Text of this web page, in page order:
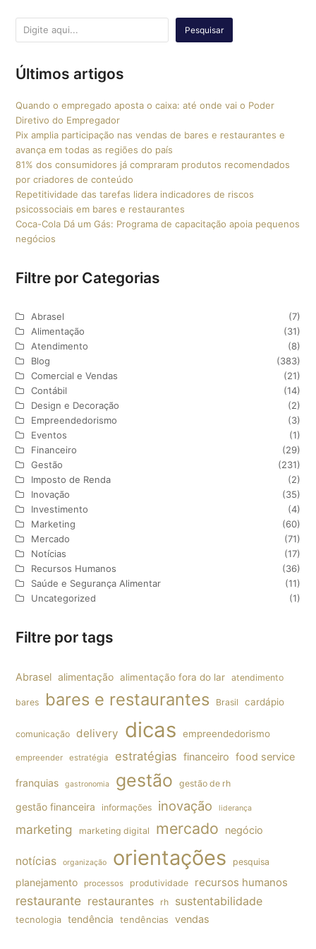
Pesquisar
Últimos artigos
Quando o empregado aposta o caixa: até onde vai o Poder
Diretivo do Empregador
Pix amplia participação nas vendas de bares e restaurantes e
avança em todas as regiões do país
81% dos consumidores já compraram produtos recomendados
por criadores de conteúdo
Repetitividade das tarefas lidera indicadores de riscos
psicossociais em bares e restaurantes
Coca-Cola Dá um Gás: Programa de capacitação apoia pequenos
negócios
Filtre por Categorias
Abrasel
(7)
Alimentação
(31)
Atendimento
(8)
Blog
(383)
Comercial e Vendas
(21)
Contábil
(14)
Design e Decoração
(2)
Empreendedorismo
(3)
Eventos
(1)
Financeiro
(29)
Gestão
(231)
Imposto de Renda
(2)
Inovação
(35)
Investimento
(4)
Marketing
(60)
Mercado
(71)
Notícias
(17)
Recursos Humanos
(36)
Saúde e Segurança Alimentar
(11)
Uncategorized
(1)
Filtre por tags
Abrasel alimentação alimentação fora do lar atendimento
bares bares e restaurantes Brasil cardápio
comunicação delivery dicas empreendedorismo
empreender estratégia estratégias financeiro food service
franquias gastronomia gestão gestão de rh
gestão financeira informações inovação liderança
marketing marketing digital mercado negócio
notícias organização orientações pesquisa
planejamento processos produtividade recursos humanos
restaurante restaurantes rh sustentabilidade
tecnologia tendência tendências vendas